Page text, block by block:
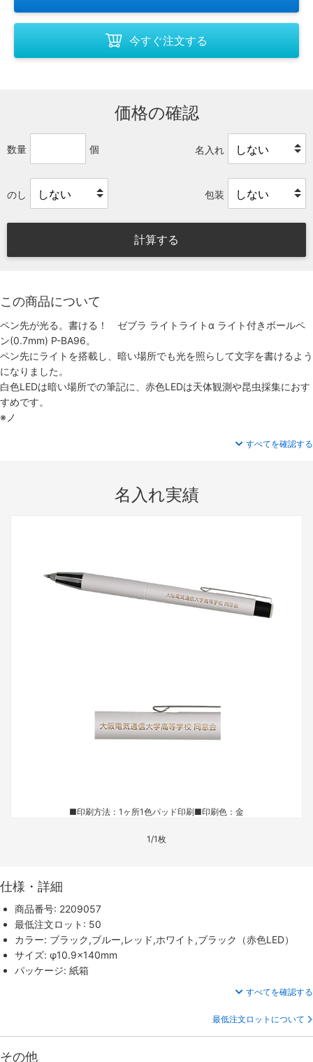
今すぐ注文する
価格の確認
数量 個 名入れ
のし 包装
計算する
この商品について
ペン先が光る。書ける！ ゼブラ ライトライトα ライト付きボールペ
ン(0.7mm) P-BA96。
ペン先にライトを搭載し、暗い場所でも光を照らして文字を書けるよう
になりました。
白色LEDは暗い場所での筆記に、赤色LEDは天体観測や昆虫採集におす
すめです。
※ノ
すべてを確認する
名入れ実績
■印刷方法：1ヶ所1色パッド印刷■印刷色：金
1/1枚
仕様・詳細
商品番号: 2209057
最低注文ロット: 50
カラー: ブラック,ブルー,レッド,ホワイト,ブラック（赤色LED）
サイズ: φ10.9×140mm
パッケージ: 紙箱
すべてを確認する
最低注文ロットについて
その他